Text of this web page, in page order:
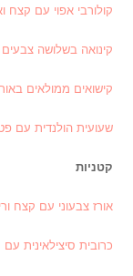
קולורבי אפוי עם קצח
קינואה בשלושה צבעים
קישואים ממולאים
שעועית הולנדית עם
קטניות
אורז צבעוני עם קצח
כרובית סיצילאינית